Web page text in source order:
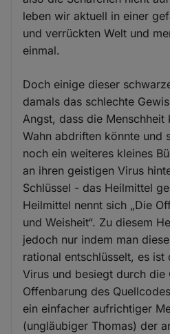
leben wir aktuell in einer
und verrückten Welt und
einmal.
Doch einige dieser
damals das schlechte
Angst, dass die Menschheit
Wahn abdriften könnte und
noch ein weiteres kleines
an ihren geistigen Virus
Schlüssel - das Heilmittel
Heilmittel nennt sich „Die
und Weisheit“. Zu diesem
jedoch nur indem man
rational entschlüsselt, es ist
Virus und besiegt durch
Offenbarung des
ein einfacher aufrichtiger
(ungläubiger Thomas) der